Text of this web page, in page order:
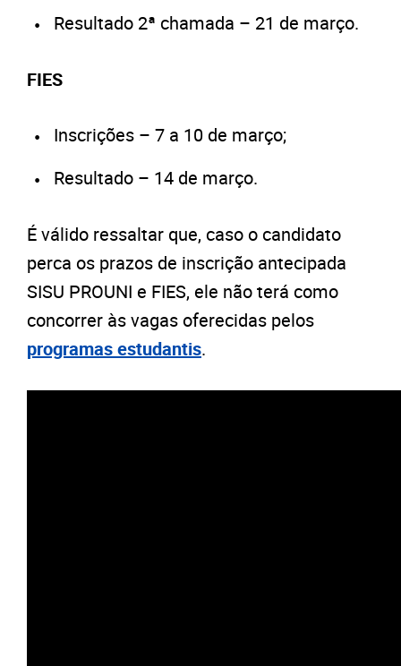
Resultado 2ª chamada – 21 de março.
FIES
Inscrições – 7 a 10 de março;
Resultado – 14 de março.
É válido ressaltar que, caso o candidato
perca os prazos de inscrição antecipada
SISU PROUNI e FIES, ele não terá como
concorrer às vagas oferecidas pelos
programas estudantis.